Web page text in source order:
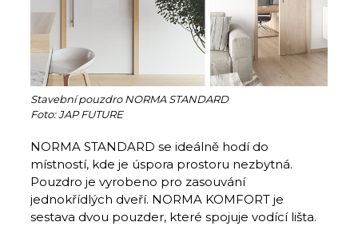
Stavební pouzdro NORMA STANDARD
Foto: JAP FUTURE
NORMA STANDARD se ideálně hodí do
místností, kde je úspora prostoru nezbytná.
Pouzdro je vyrobeno pro zasouvání
jednokřídlých dveří. NORMA KOMFORT je
sestava dvou pouzder, které spojuje vodící lišta.